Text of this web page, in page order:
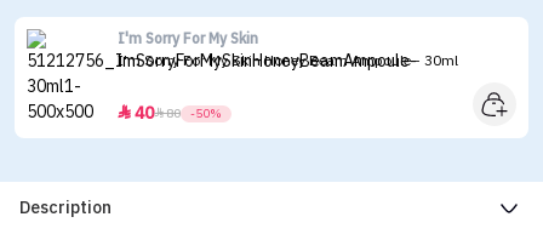
I'm Sorry For My Skin
I'm Sorry For My Skin Honey Beam Ampoule - 30ml
4080 -50%
Description